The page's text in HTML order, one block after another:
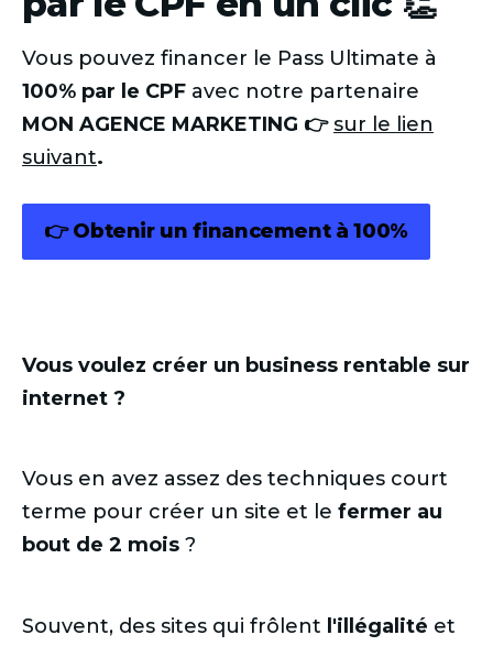
Vous pouvez financer le Pass Ultimate à
100% par le CPF avec notre partenaire
MON AGENCE MARKETING 👉sur le lien
suivant.
👉 Obtenir un financement à 100%
Vous voulez créer un business rentable sur
internet ?
Vous en avez assez des techniques court
terme pour créer un site et le fermer au
bout de 2 mois ?
Souvent, des sites qui frôlent l'illégalité et